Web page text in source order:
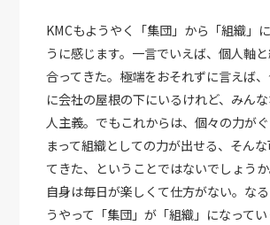
KMCもようやく「集団」から「組織」
うに感じます。一言でいえば、個人軸
合ってきた。極端をおそれずに言えば
に会社の屋根の下にいるけれど、みん
人主義。でもこれからは、個々の力が
まって組織としての力が出せる、そん
てきた、ということではないでしょう
自身は毎日が楽しくて仕方がない。な
うやって「集団」が「組織」になって